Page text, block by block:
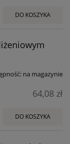
DO KOSZYKA
na magazynie
64,08 zł
DO KOSZYKA